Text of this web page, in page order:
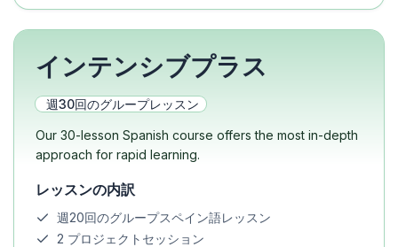
インテンシブプラス
週30回のグループレッスン
Our 30-lesson Spanish course offers the most in-depth
approach for rapid learning.
レッスンの内訳
週20回のグループスペイン語レッスン
2 プロジェクトセッション